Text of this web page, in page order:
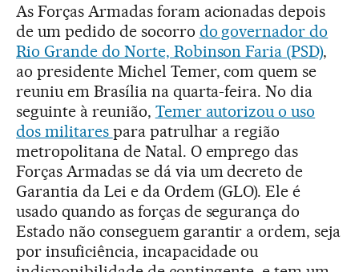
As Forças Armadas foram acionadas depois
de um pedido de socorro do governador do
Rio Grande do Norte, Robinson Faria (PSD),
ao presidente Michel Temer, com quem se
reuniu em Brasília na quarta-feira. No dia
seguinte à reunião, Temer autorizou o uso
dos militares para patrulhar a região
metropolitana de Natal. O emprego das
Forças Armadas se dá via um decreto de
Garantia da Lei e da Ordem (GLO). Ele é
usado quando as forças de segurança do
Estado não conseguem garantir a ordem, seja
por insuficiência, incapacidade ou